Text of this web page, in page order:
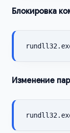
Блокировка
Изменение